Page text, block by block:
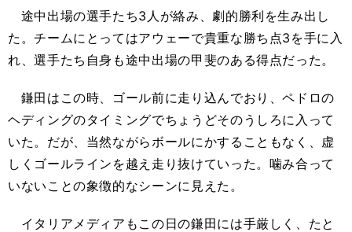
途中出場の選手たち3人が絡み、劇的勝利を生み出し
た。チームにとってはアウェーで貴重な勝ち点3を手に入
れ、選手たち自身も途中出場の甲斐のある得点だった。
鎌田はこの時、ゴール前に走り込んでおり、ペドロの
ヘディングのタイミングでちょうどそのうしろに入って
いた。だが、当然ながらボールにかすることもなく、虚
しくゴールラインを越え走り抜けていった。噛み合って
いないことの象徴的なシーンに見えた。
イタリアメディアもこの日の鎌田には手厳しく、たと